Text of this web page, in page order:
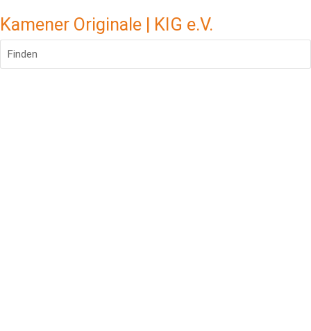
Kamener Originale | KIG e.V.
Finden